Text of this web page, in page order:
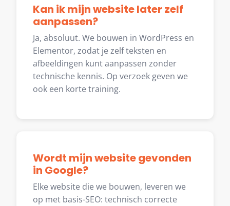
Kan ik mijn website later zelf
aanpassen?
Ja, absoluut. We bouwen in WordPress en
Elementor, zodat je zelf teksten en
afbeeldingen kunt aanpassen zonder
technische kennis. Op verzoek geven we
ook een korte training.
Wordt mijn website gevonden
in Google?
Elke website die we bouwen, leveren we
op met basis-SEO: technisch correcte